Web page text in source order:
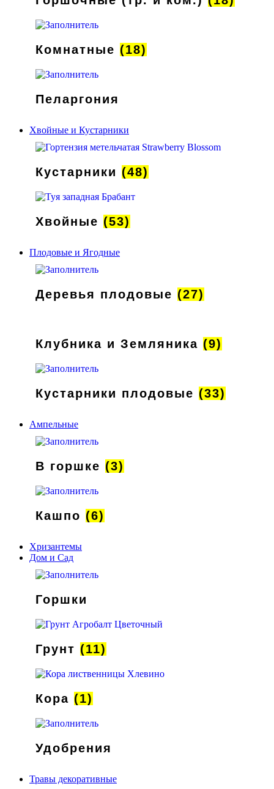
Комнатные (18)
Пеларгония
Хвойные и Кустарники
Кустарники (48)
Хвойные (53)
Плодовые и Ягодные
Деревья плодовые (27)
Клубника и Земляника (9)
Кустарники плодовые (33)
Ампельные
В горшке (3)
Кашпо (6)
Хризантемы
Дом и Сад
Горшки
Грунт (11)
Кора (1)
Удобрения
Травы декоративные